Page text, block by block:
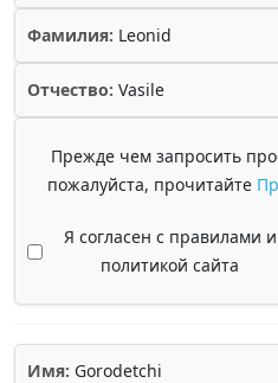
Фамилия: Leonid
Отчество: Vasile
Прежде чем запросить
пожалуйста, прочитайте
Я согласен с правилами и
политикой сайта
Имя: Gorodetchi